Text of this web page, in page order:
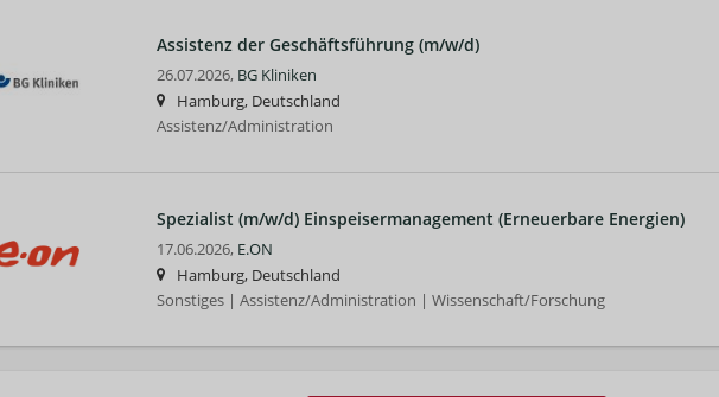
Assistenz der Geschäftsführung (m/w/d)
26.07.2026, BG Kliniken
Hamburg, Deutschland
Assistenz/Administration
Spezialist (m/w/d) Einspeisermanagement (Erneuerbare Energien)
17.06.2026, E.ON
Hamburg, Deutschland
Sonstiges | Assistenz/Administration | Wissenschaft/Forschung